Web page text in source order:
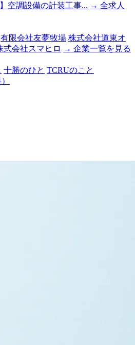
】空調設備の計装工事... → 全求人
有限会社友夢牧場 株式会社道東オ
式会社スマヒロ → 企業一覧を見る
十勝のひと TCRUのこと